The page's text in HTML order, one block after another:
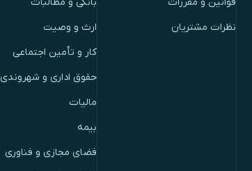
نظرات مشتریان
ارث و وصیت
کار و تأمین اجتماعی
حقوق اداری و شهروندی
مالیات
بیمه
فضای مجازی و فناوری